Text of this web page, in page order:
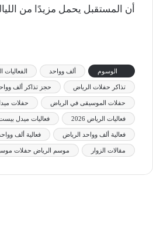
أن المستقبل يحمل مزيدًا من
الوسوم ألف وواحد الفعاليات
تذاكر حفلات الرياض حجز تذاكر ألف
حفلات الموسيقى في الرياض حفلات
فعاليات الرياض 2026 فعاليات ميدل
فعالية ألف وواحد الرياض فعالية ألف
مقالات الزوار موسم الرياض حفلات